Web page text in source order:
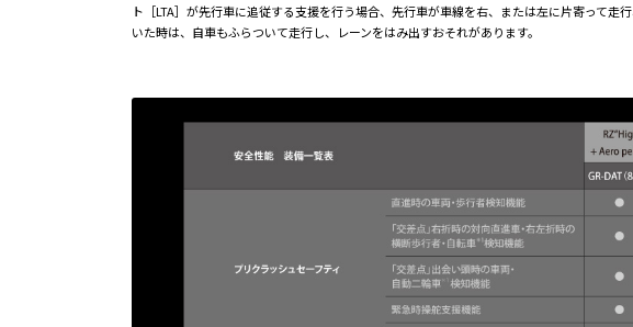
ト［LTA］が先行車に追従する支援を行う場合、先行車が車線を右、または左に片寄って
いた時は、自車もふらついて走行し、レーンをはみ出すおそれがあります。